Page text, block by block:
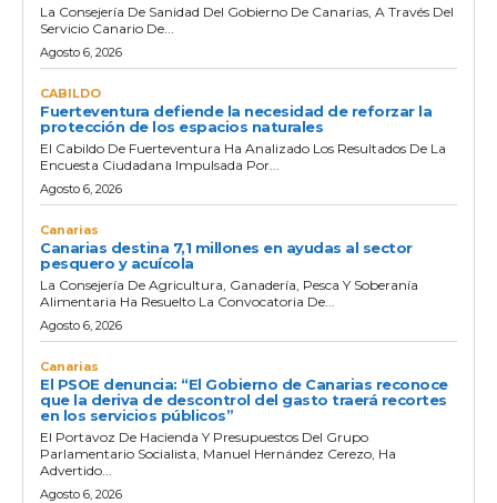
La Consejería De Sanidad Del Gobierno De Canarias, A Través Del
Servicio Canario De...
Agosto 6, 2026
CABILDO
Fuerteventura defiende la necesidad de reforzar la
protección de los espacios naturales
El Cabildo De Fuerteventura Ha Analizado Los Resultados De La
Encuesta Ciudadana Impulsada Por...
Agosto 6, 2026
Canarias
Canarias destina 7,1 millones en ayudas al sector
pesquero y acuícola
La Consejería De Agricultura, Ganadería, Pesca Y Soberanía
Alimentaria Ha Resuelto La Convocatoria De...
Agosto 6, 2026
Canarias
El PSOE denuncia: “El Gobierno de Canarias reconoce
que la deriva de descontrol del gasto traerá recortes
en los servicios públicos”
El Portavoz De Hacienda Y Presupuestos Del Grupo
Parlamentario Socialista, Manuel Hernández Cerezo, Ha
Advertido...
Agosto 6, 2026